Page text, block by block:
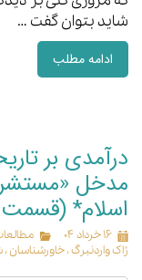
شاید بتوان گفت …
ادامه مطلب
درآمدی بر
مدخل
اسلام*
۱۶ خرداد ۰۴
ژاک واردنبرگ،خاورشناسان،